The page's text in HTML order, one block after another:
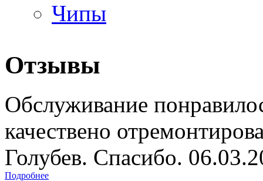
Чипы
Отзывы
Обслуживание
качествено
Голубев. Спасибо.
Подробнее